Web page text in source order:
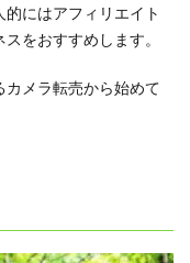
にはアフィリエイト
をおすすめします。
カメラ転売から始めて